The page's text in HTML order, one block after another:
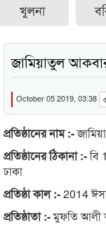
খুলনা
জামিয়াতুল
October 05 2019, 03:38
প্রতিষ্ঠানের নাম :-
প্রতিষ্ঠানের ঠিকানা :-বি
ঢাকা
প্রতিষ্ঠা কাল :-2014
প্রতিষ্ঠাতা :-মুফতি আলী